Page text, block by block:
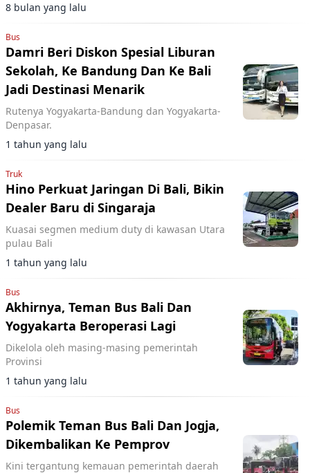
8 bulan yang lalu
Bus
Damri Beri Diskon Spesial Liburan
Sekolah, Ke Bandung Dan Ke Bali
Jadi Destinasi Menarik
Rutenya Yogyakarta-Bandung dan Yogyakarta-
Denpasar.
1 tahun yang lalu
Truk
Hino Perkuat Jaringan Di Bali, Bikin
Dealer Baru di Singaraja
Kuasai segmen medium duty di kawasan Utara
pulau Bali
1 tahun yang lalu
Bus
Akhirnya, Teman Bus Bali Dan
Yogyakarta Beroperasi Lagi
Dikelola oleh masing-masing pemerintah
Provinsi
1 tahun yang lalu
Bus
Polemik Teman Bus Bali Dan Jogja,
Dikembalikan Ke Pemprov
Kini tergantung kemauan pemerintah daerah